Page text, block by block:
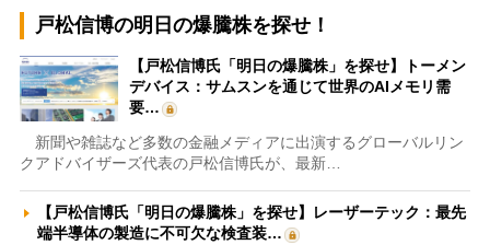
戸松信博の明日の爆騰株を探せ！
【戸松信博氏「明日の爆騰株」を探せ】トーメン
デバイス：サムスンを通じて世界のAIメモリ需
要…
新聞や雑誌など多数の金融メディアに出演するグローバルリン
クアドバイザーズ代表の戸松信博氏が、最新…
【戸松信博氏「明日の爆騰株」を探せ】レーザーテック：最先
端半導体の製造に不可欠な検査装…